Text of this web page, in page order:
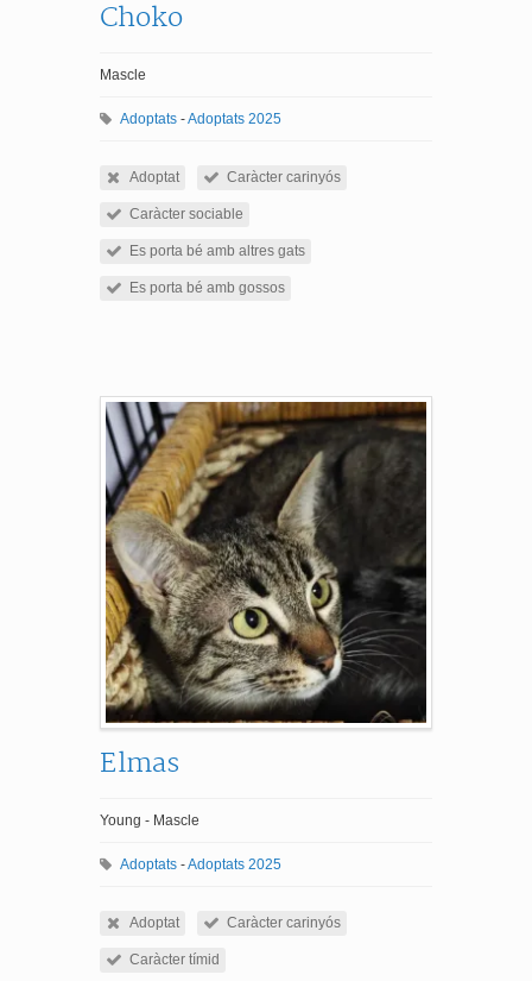
Choko
Mascle
Adoptats -Adoptats 2025
Adoptat Caràcter carinyós
Caràcter sociable
Es porta bé amb altres gats
Es porta bé amb gossos
Elmas
Young - Mascle
Adoptats -Adoptats 2025
Adoptat Caràcter carinyós
Caràcter tímid